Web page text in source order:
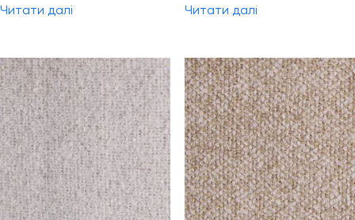
Читати далі Читати далі